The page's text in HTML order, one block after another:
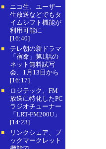
■
ニコ生、ユーザー
生放送などでもタ
イムシフト機能が
利用可能に
[16:40]
■
テレ朝の新ドラマ
「宿命」第1話の
ネット無料試写
会、1月13日から
[16:17]
■
ロジテック、FM
放送に特化したPC
ラジオチューナー
「LRT-FM200U」
[14:23]
■
リンクシェア、ブ
ックマークレット